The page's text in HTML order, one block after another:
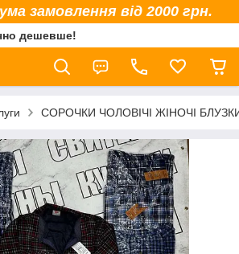
замовлення від 2000 грн.
дешевше!
СОРОЧКИ ЧОЛОВІЧІ ЖІНОЧІ